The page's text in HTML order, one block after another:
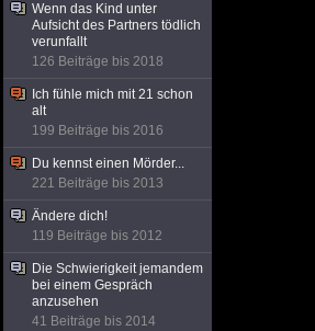
Wenn das Kind unter
Aufsicht des Partners tödlich
verunfallt
126 Beiträge bis 2018
Ich fühle mich mit 21 schon
alt
199 Beiträge bis 2016
Du kennst einen Mörder...
221 Beiträge bis 2013
Ändere dich!
119 Beiträge bis 2012
Die Schwierigkeit jemandem
bei einem Gespräch
anzusehen
41 Beiträge bis 2014